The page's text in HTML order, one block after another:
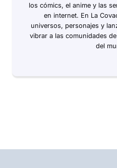
los cómics, el anime y las
en internet. En La
universos, personajes y
vibrar a las comunidades
del